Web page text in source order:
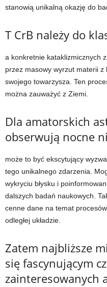
stanowią unikalną okazję do
T CrB należy do
a konkretnie kataklizmicznych
przez masowy wyrzut materii z
swojego towarzysza. Ten
można zauważyć z Ziemi.
Dla amatorskich
obserwują nocne
może to być ekscytujący
tego unikalnego zdarzenia.
wykryciu błysku i
dalszych badań naukowych.
cenne dane na temat
odległej układzie.
Zatem najbliższe
się fascynującym
zainteresowanych